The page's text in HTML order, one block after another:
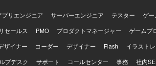
リエンジニア サーバーエンジニア テスター ゲー
セールス PMO プロダクトマネージャー ゲームプ
ザイナー コーダー デザイナー Flash イラスト
プデスク サポート コールセンター 事務 社内SE